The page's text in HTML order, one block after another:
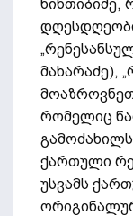
ხინთიბიძე,
მახარაძე),
რომელიც
ქართული
უსვამს